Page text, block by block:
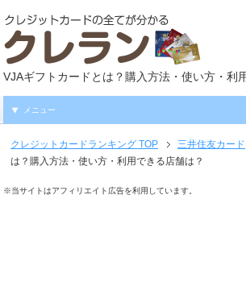
VJAギフトカードとは？購入方法・使い方・利
メニュー
クレジットカードランキング TOP 三井住友カード
は？購入方法・使い方・利用できる店舗は？
※当サイトはアフィリエイト広告を利用しています。